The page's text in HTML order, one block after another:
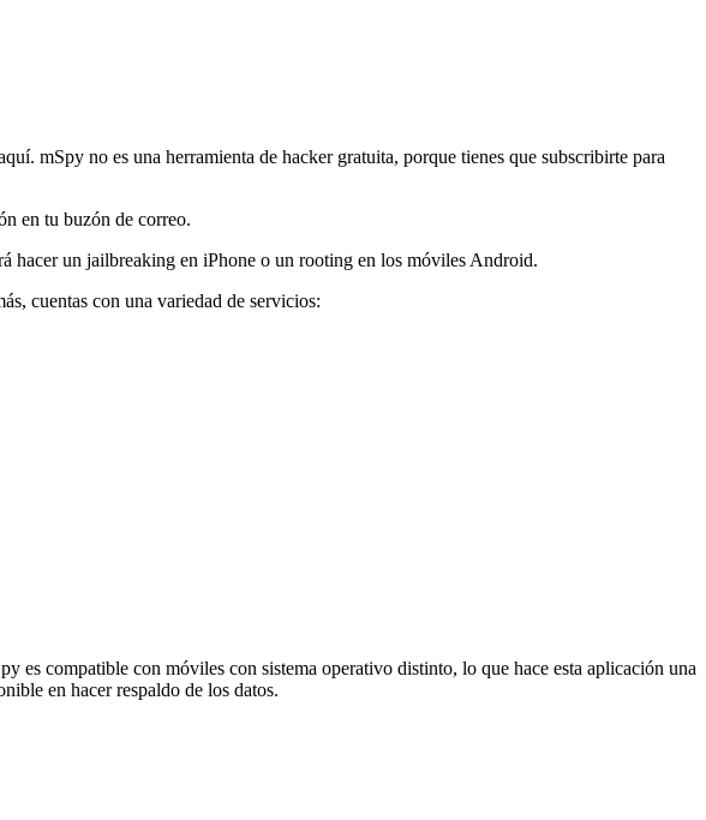
mSpy no es una herramienta de hacker gratuita, porque tienes que subscribirte para
en tu buzón de correo.
hacer un jailbreaking en iPhone o un rooting en los móviles Android.
cuentas con una variedad de servicios:
es compatible con móviles con sistema operativo distinto, lo que hace esta aplicación una
en hacer respaldo de los datos.